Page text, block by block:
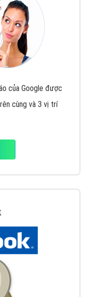
của Google được
cùng và 3 vị trí